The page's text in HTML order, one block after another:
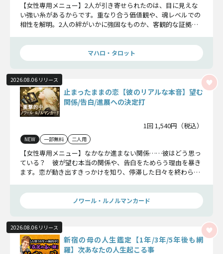
【女性専用メニュー】2人が引き寄せられたのは、目に見えな
い強い糸があるからです。重なり合う価値観や、魂レベルでの
相性を解明。2人の絆がいかに強固なものか、客観的な証拠を
マハロ・タロット
2026.08.06 リリース
止まったままの恋【彼のリアルな本音】望む
関係/告白/進展への決定打
1回 1,540円（税込）
NEW 一部無料 二人用
【女性専用メニュー】なかなか進まない関係……彼はどう思っ
ている？ 彼が望む本当の関係や、告白をためらう理由を暴き
ます。恋が動き出すきっかけを知り、停滞した日々を終わらせ
ノワール・ルノルマンカード
2026.08.06 リリース
新宿の母の人生鑑定【1年/3年/5年後も網
羅】次あなたの人生起こる事